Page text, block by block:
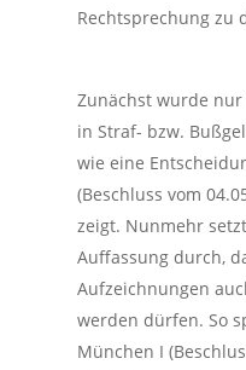
Rechtsprechung zu
Zunächst wurde
in Straf- bzw.
wie eine
(Beschluss vom
zeigt. Nunmehr
Auffassung durch,
Aufzeichnungen
werden dürfen. So
München I